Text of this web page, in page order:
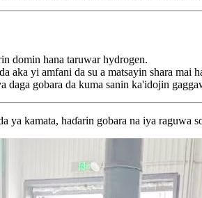
domin hana taruwar hydrogen.
aka yi amfani da su a matsayin shara mai
daga gobara da kuma sanin ka'idojin
ya kamata, haɗarin gobara na iya raguwa